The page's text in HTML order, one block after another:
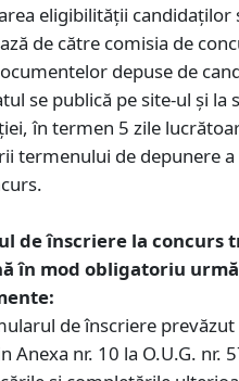
eligibilității candidaţilor
de către comisia de
depuse de
se publică pe site-ul și la
în termen 5 zile
termenului de depunere
de înscriere la concurs
în mod obligatoriu
de înscriere
Anexa nr. 10 la O.U.G. nr.